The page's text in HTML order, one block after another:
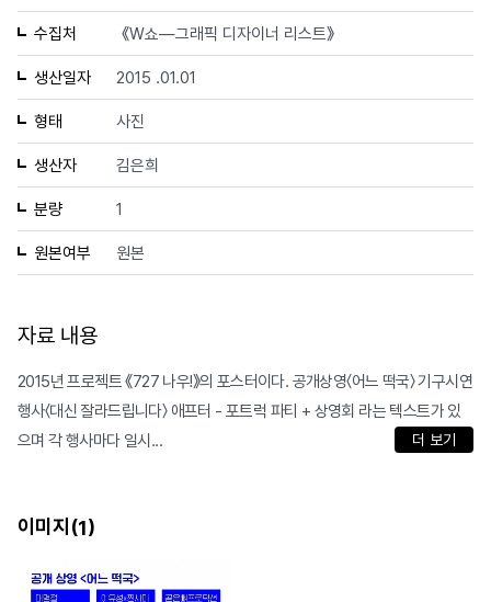
수집처 《W쇼—그래픽 디자이너 리스트》
생산일자 2015 .01.01
형태 사진
생산자 김은희
분량 1
원본여부 원본
자료 내용
2015년 프로젝트 《727 나우!》의 포스터이다. 공개상영〈어느 떡국〉 기구시연
행사〈대신 잘라드립니다〉 애프터 - 포트럭 파티 + 상영회 라는 텍스트가 있
으며 각 행사마다 일시...
더 보기
이미지(1)